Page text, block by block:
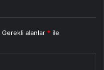
Gerekli alanlar * ile